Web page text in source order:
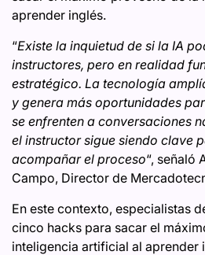
aprender inglés.
“Existe la inquietud de si la IA
instructores, pero en realidad
estratégico. La tecnología
y genera más oportunidades
se enfrenten a conversaciones
el instructor sigue siendo clave
acompañar el proceso“, señaló
Campo, Director de
En este contexto, especialistas
cinco hacks para sacar el
inteligencia artificial al aprender